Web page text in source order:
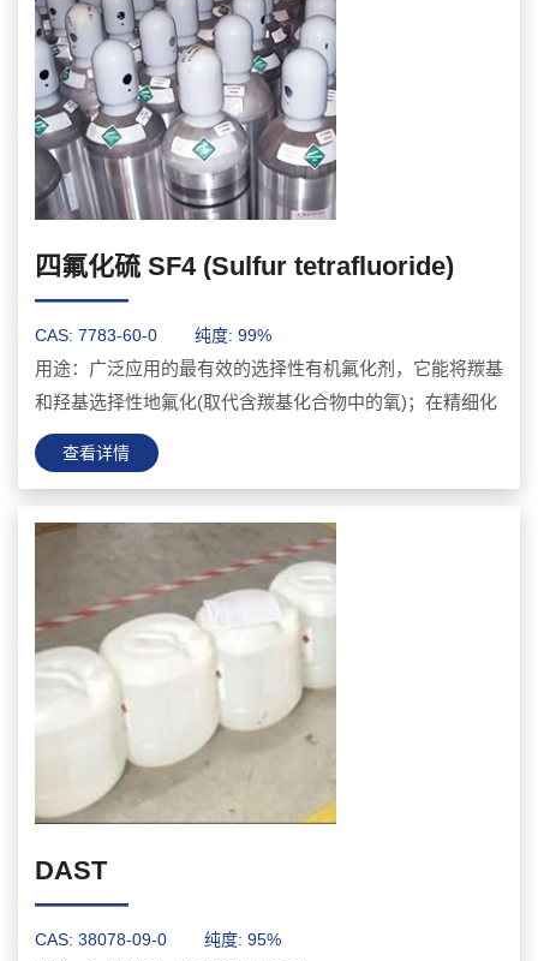
四氟化硫 SF4 (Sulfur tetrafluoride)
———
CAS: 7783-60-0 纯度: 99%
用途：广泛应用的最有效的选择性有机氟化剂，它能将羰基
和羟基选择性地氟化(取代含羰基化合物中的氧)；在精细化
工广泛应用于高档液晶材料和高端医药、农药工...
查看详情
DAST
———
CAS: 38078-09-0 纯度: 95%